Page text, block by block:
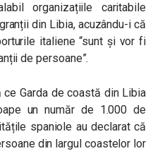
organizațiile caritabile
din Libia, acuzându-i că
italiene “sunt și vor fi
de persoane”.
Garda de coastă din Libia
un număr de 1.000 de
spaniole au declarat că
din largul coastelor lor